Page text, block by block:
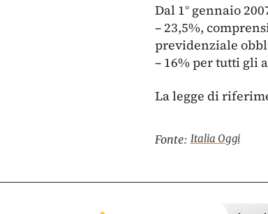
Dal 1° gennaio
– 23,5%,
previdenziale
– 16% per tutti gli
La legge di
Fonte: Italia Oggi